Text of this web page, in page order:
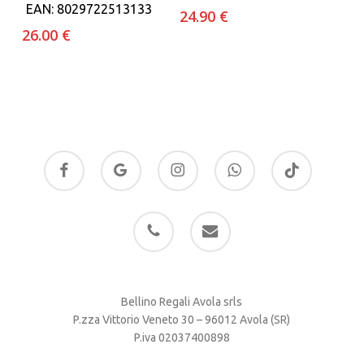
EAN: 8029722513133
26.00 €
24.90 €
facebook
google-
plus
instagram whatsapp tiktok
phone email
Bellino Regali Avola srls
P.zza Vittorio Veneto 30 – 96012 Avola (SR)
P.iva 02037400898